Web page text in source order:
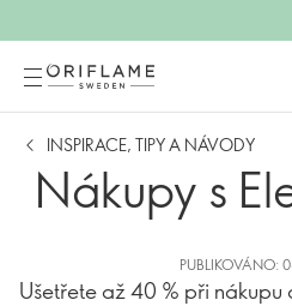
INSPIRACE, TIPY A NÁVODY
Nákupy s
PUBLIKOVÁNO:
Ušetřete až 40 % při